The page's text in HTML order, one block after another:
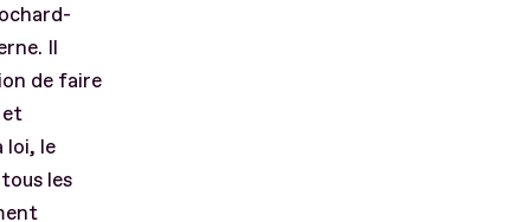
Il
de faire
et
loi, le
les